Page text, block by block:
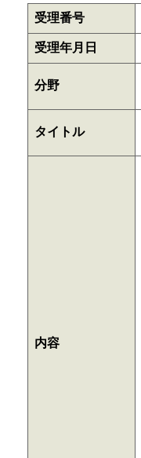
受理番号
受理年月日
分野
タイトル
内容